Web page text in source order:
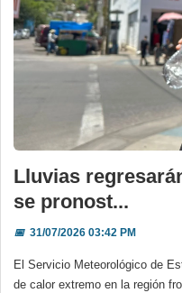
Lluvias
se pronost...
📅31/07/2026 03:42 PM
El Servicio Meteorológico de
de calor extremo en la región